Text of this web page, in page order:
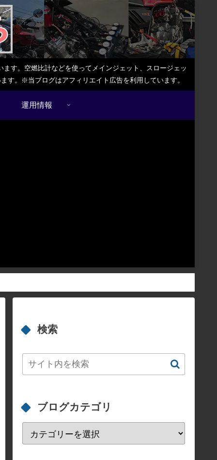
す。空燃比計などを使ってメインジェット、スロージェッ
す。※当ブログはアフィリエイト広告を利用しています。
運用情報
検索
ブログカテゴリ